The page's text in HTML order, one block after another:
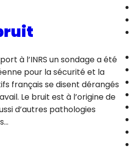
à l’INRS un sondage a été
pour la sécurité et la
français se disent dérangés
Le bruit est à l’origine de
d’autres pathologies